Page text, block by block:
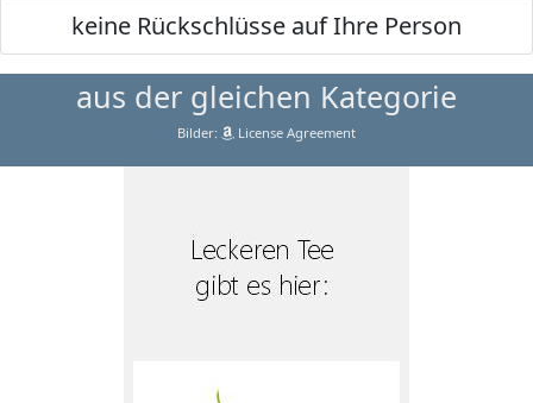
keine Rückschlüsse auf Ihre Person
aus der gleichen Kategorie
Bilder: License Agreement